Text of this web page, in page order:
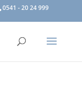
0541 - 20 24 999